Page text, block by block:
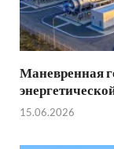
Маневренная
15.06.2026